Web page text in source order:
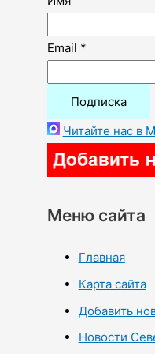
Email *
Читайте нас в
Меню сайта
Главная
Карта сайта
Добавить
Новости